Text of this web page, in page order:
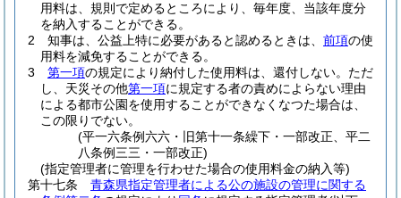
用料は、規則で定めるところにより、毎年度、当該年度分
を納入することができる。
2
知事は、公益上特に必要があると認めるときは、 前項の使
用料を減免することができる。
3
第一項の規定により納付した使用料は、還付しない。 ただ
し、天災その他第一項に規定する者の責めによらない理由
による都市公園を使用することができなくなつた場合は、
この限りでない。
(平一六条例六六・旧第十一条繰下・一部改正、平二
八条例三三・一部改正)
(指定管理者に管理を行わせた場合の使用料金の納入等)
第十七条
青森県指定管理者による公の施設の管理に関する